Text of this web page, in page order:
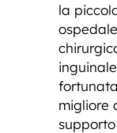
la
migliore